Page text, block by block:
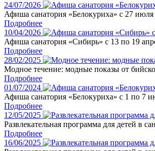
24/07/2026
Афиша санатория «Белокуриха» с 27 июля
Подробнее
10/04/2026
Афиша санатория «Сибирь» с 13 по 19
Подробнее
28/02/2025
Модное течение: модные показы от
Подробнее
01/07/2024
Афиша санатория «Белокуриха» с 1 по 7
Подробнее
12/05/2025
Развлекательная программа для детей в
Подробнее
16/06/2025